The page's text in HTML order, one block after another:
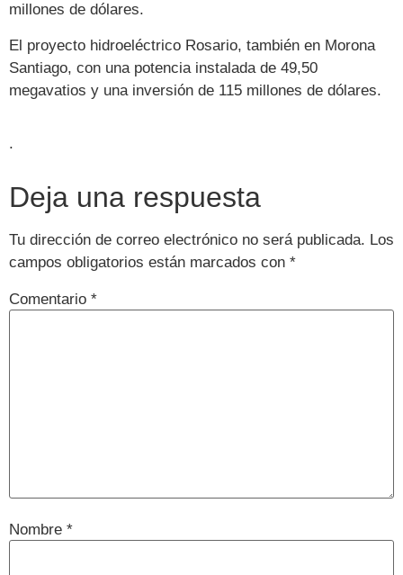
millones de dólares.
El proyecto hidroeléctrico Rosario, también en Morona
Santiago, con una potencia instalada de 49,50
megavatios y una inversión de 115 millones de dólares.
.
Deja una respuesta
Tu dirección de correo electrónico no será publicada. Los
campos obligatorios están marcados con *
Comentario *
Nombre *